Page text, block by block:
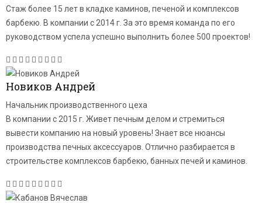
Cтаж более 15 лет в кладке каминов, печеной и комплексов
барбекю. В компании с 2014 г. За это время команда по его
руководством успела успешно выполнить более 500 проектов!
Новиков Андрей
Начальник производственного цеха
В компании с 2015 г. Живет печным делом и стремиться
вывести компанию на новый уровень! Знает все нюансы
производства печных аксессуаров. Отлично разбирается в
строительстве комплексов барбекю, банных печей и каминов.